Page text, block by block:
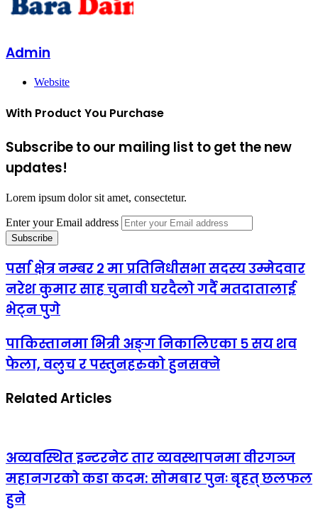
Admin
Website
With Product You Purchase
Subscribe to our mailing list to get the new
updates!
Lorem ipsum dolor sit amet, consectetur.
Enter your Email address
पर्सा क्षेत्र नम्बर २ मा प्रतिनिधीसभा सदस्य उम्मेदवार
नरेश कुमार साह चुनावी घरदैलो गर्दै मतदातालाई
भेट्न पुगे
पाकिस्तानमा भित्री अङ्ग निकालिएका ५ सय शव
फेला, वलुच र पस्तुनहरुको हुनसक्ने
Related Articles
अव्यवस्थित इन्टरनेट तार व्यवस्थापनमा वीरगञ्ज
महानगरको कडा कदम: सोमबार पुनः बृहत् छलफल
हुने